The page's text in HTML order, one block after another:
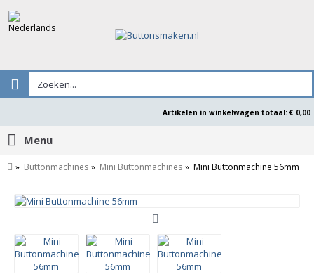
Artikelen in winkelwagen totaal: € 0,00
Menu
Buttonmachines Mini Buttonmachines Mini Buttonmachine 56mm